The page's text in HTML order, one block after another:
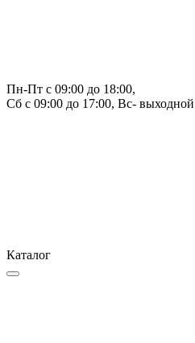
Пн-Пт с 09:00 до 18:00,
Сб с 09:00 до 17:00, Вс- выходной
Каталог